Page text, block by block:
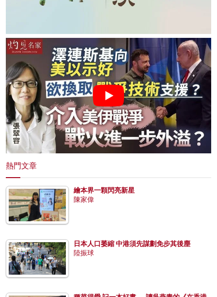
熱門文章
繪本界一顆閃亮新星
陳家偉
日本人口萎縮 中港須先謀劃免步其後塵
陸振球